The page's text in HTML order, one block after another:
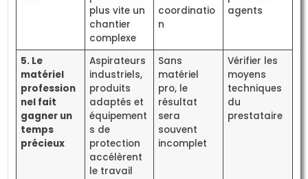
plus vite un
chantier
complexe
coordinatio
n
agents
5. Le
matériel
profession
nel fait
gagner un
temps
précieux
Aspirateurs
industriels,
produits
adaptés et
équipement
s de
protection
accélèrent
le travail
Sans
matériel
pro, le
résultat
sera
souvent
incomplet
Vérifier les
moyens
techniques
du
prestataire